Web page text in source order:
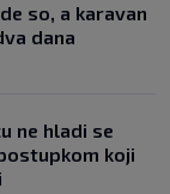
so, a karavan
dana
ne hladi se
koji